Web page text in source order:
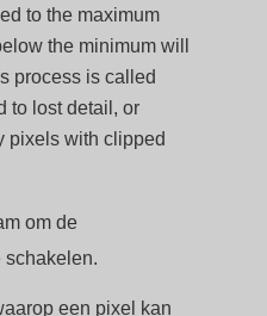
to the maximum
the minimum will
process is called
to lost detail, or
pixels with clipped
om de
schakelen.
een pixel kan